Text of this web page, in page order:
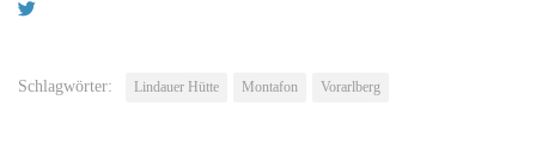
Schlagwörter: Lindauer Hütte Montafon Vorarlberg